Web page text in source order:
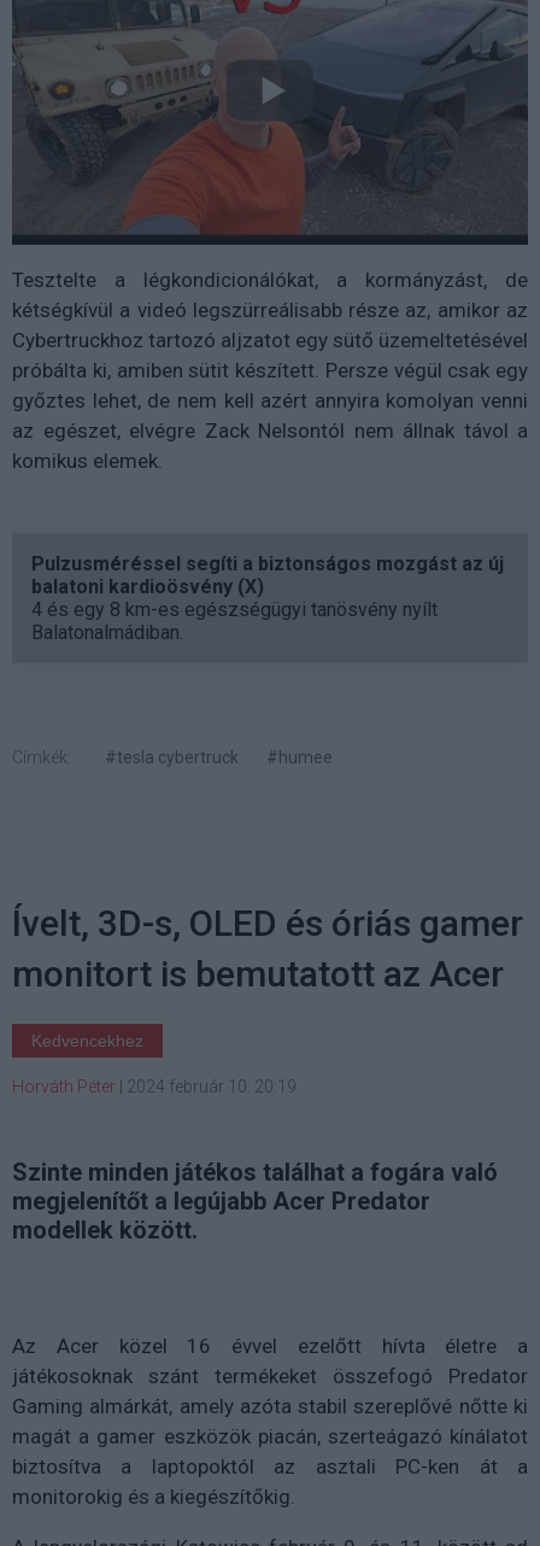
Tesztelte a légkondicionálókat, a kormányzást, de
kétségkívül a videó legszürreálisabb része az, amikor az
Cybertruckhoz tartozó aljzatot egy sütő üzemeltetésével
próbálta ki, amiben sütit készített. Persze végül csak egy
győztes lehet, de nem kell azért annyira komolyan venni
az egészet, elvégre Zack Nelsontól nem állnak távol a
komikus elemek.
Pulzusméréssel segíti a biztonságos mozgást az új
balatoni kardioösvény (X)
4 és egy 8 km-es egészségügyi tanösvény nyílt
Balatonalmádiban.
Címkék: #tesla cybertruck #humee
Ívelt, 3D-s, OLED és óriás gamer
monitort is bemutatott az Acer
Kedvencekhez
Horváth Péter 2024 február 10. 20:19
Szinte minden játékos találhat a fogára való
megjelenítőt a legújabb Acer Predator
modellek között.
Az Acer közel 16 évvel ezelőtt hívta életre a
játékosoknak szánt termékeket összefogó Predator
Gaming almárkát, amely azóta stabil szereplővé nőtte ki
magát a gamer eszközök piacán, szerteágazó kínálatot
biztosítva a laptopoktól az asztali PC-ken át a
monitorokig és a kiegészítőkig.